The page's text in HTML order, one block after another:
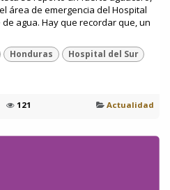
área de emergencia del Hospital
agua. Hay que recordar que, un
Honduras
Hospital del Sur
121 Actualidad